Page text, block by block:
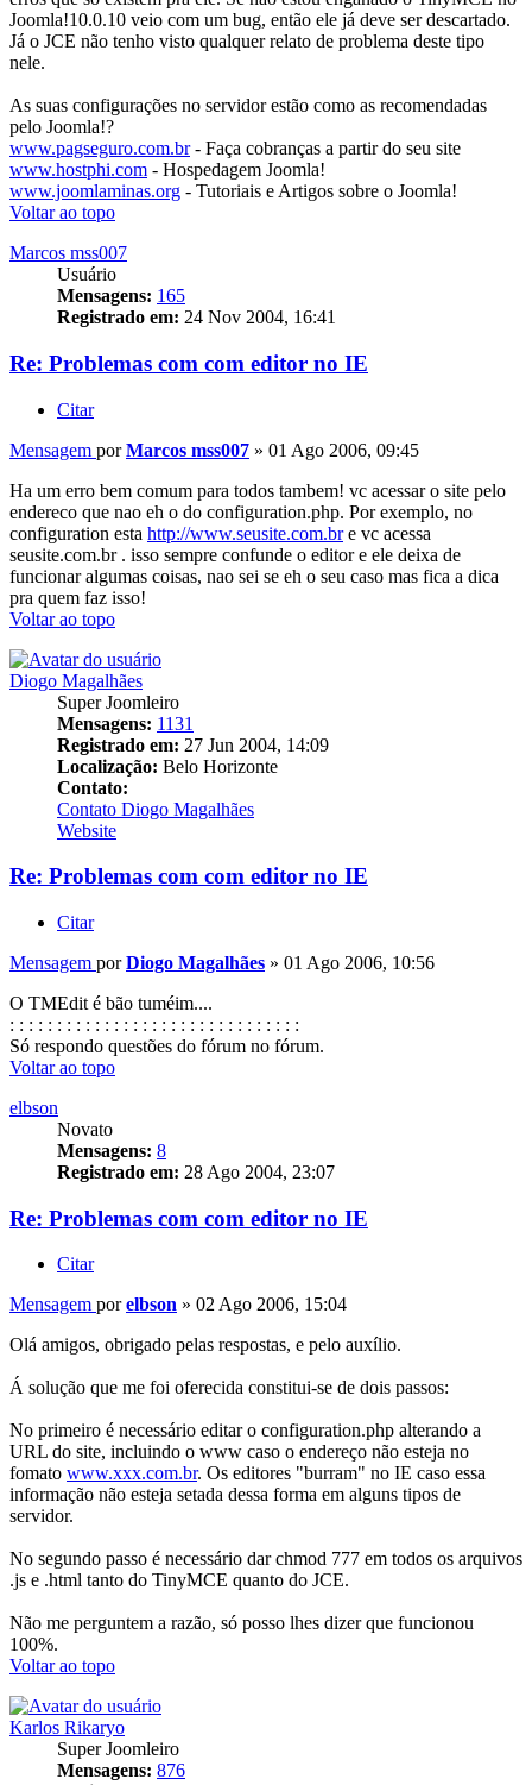
Joomla!10.0.10 veio com um bug, então ele já deve ser descartado.
Já o JCE não tenho visto qualquer relato de problema deste tipo
nele.
As suas configurações no servidor estão como as recomendadas
pelo Joomla!?
www.pagseguro.com.br- Faça cobranças a partir do seu site
www.hostphi.com - Hospedagem Joomla!
www.joomlaminas.org - Tutoriais e Artigos sobre o Joomla!
Voltar ao topo
Marcos mss007
Usuário
Mensagens: 165
Registrado em: 24 Nov 2004, 16:41
Re: Problemas com com editor no IE
Citar
Mensagem porMarcos mss007 » 01 Ago 2006, 09:45
Ha um erro bem comum para todos tambem! vc acessar o site pelo
endereco que nao eh o do configuration.php. Por exemplo, no
configuration esta http://www.seusite.com.bre vc acessa
seusite.com.br . isso sempre confunde o editor e ele deixa de
funcionar algumas coisas, nao sei se eh o seu caso mas fica a dica
pra quem faz isso!
Voltar ao topo
Diogo Magalhães
Super Joomleiro
Mensagens: 1131
Registrado em: 27 Jun 2004, 14:09
Localização: Belo Horizonte
Contato:
Contato Diogo Magalhães
Website
Re: Problemas com com editor no IE
Citar
Mensagem porDiogo Magalhães » 01 Ago 2006, 10:56
O TMEdit é bão tuméim....
: : : : : : : : : : : : : : : : : : : : : : : : : : : : : : :
Só respondo questões do fórum no fórum.
Voltar ao topo
elbson
Novato
Mensagens: 8
Registrado em: 28 Ago 2004, 23:07
Re: Problemas com com editor no IE
Citar
Mensagem porelbson » 02 Ago 2006, 15:04
Olá amigos, obrigado pelas respostas, e pelo auxílio.
Á solução que me foi oferecida constitui-se de dois passos:
No primeiro é necessário editar o configuration.php alterando a
URL do site, incluindo o www caso o endereço não esteja no
fomato www.xxx.com.br. Os editores "burram" no IE caso essa
informação não esteja setada dessa forma em alguns tipos de
servidor.
No segundo passo é necessário dar chmod 777 em todos os arquivos
.js e .html tanto do TinyMCE quanto do JCE.
Não me perguntem a razão, só posso lhes dizer que funcionou
100%.
Voltar ao topo
Karlos Rikaryo
Super Joomleiro
Mensagens: 876